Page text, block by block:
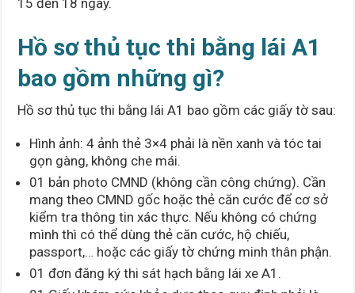
Hồ sơ thủ tục thi bằng lái A1
bao gồm những gì?
Hồ sơ thủ tục thi bằng lái A1 bao gồm các giấy tờ sau:
Hình ảnh: 4 ảnh thẻ 3×4 phải là nền xanh và tóc tai
gọn gàng, không che mái.
01 bản photo CMND (không cần công chứng). Cần
mang theo CMND gốc hoặc thẻ căn cước để cơ sở
kiểm tra thông tin xác thực. Nếu không có chứng
mình thì có thể dùng thẻ căn cước, hộ chiếu,
passport,… hoặc các giấy tờ chứng minh thân phận.
01 đơn đăng ký thi sát hạch bằng lái xe A1.